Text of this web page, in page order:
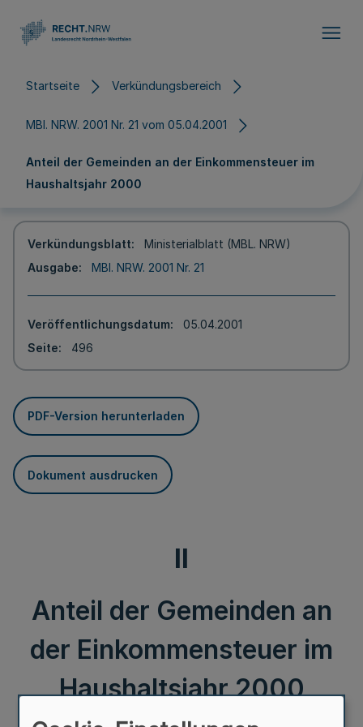
Startseite Verkündungsbereich
MBl. NRW. 2001 Nr. 21 vom 05.04.2001
Anteil der Gemeinden an der Einkommensteuer im
Haushaltsjahr 2000
Verkündungsblatt
Ministerialblatt (MBL. NRW)
Ausgabe
MBl. NRW. 2001 Nr. 21
Veröffentlichungsdatum
05.04.2001
Seite
496
PDF-Version herunterladen
Dokument ausdrucken
II
Anteil der Gemeinden an
der Einkommensteuer im
Haushaltsjahr 2000